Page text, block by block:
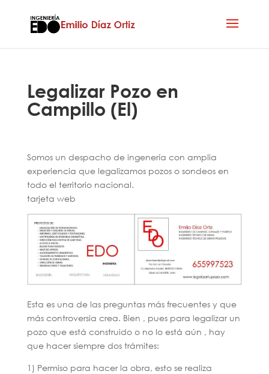
Legalizar Pozo en
Campillo (El)
Somos un despacho de ingenería con amplia
experiencia que legalizamos pozos o sondeos en
todo el territorio nacional.
tarjeta web
Esta es una de las preguntas más frecuentes y que
más controversia crea. Bien , pues para legalizar un
pozo que está construido o no lo está aún , hay
que hacer siempre dos trámites:
1) Permiso para hacer la obra, esto se realiza